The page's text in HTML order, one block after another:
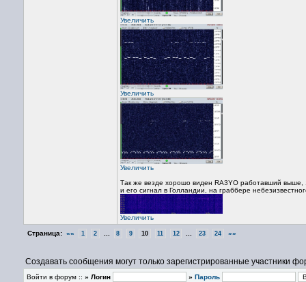
Увеличить
Увеличить
Увеличить
Так же везде хорошо виден RA3YO работавший выше,
и его сигнал в Голландии, на граббере
Увеличить
Страница: «« 1 2 8 9 10 11 12 23 24 »»
Создавать сообщения могут только зарегистрированные участники
Войти в форум :: » Логин » Пароль